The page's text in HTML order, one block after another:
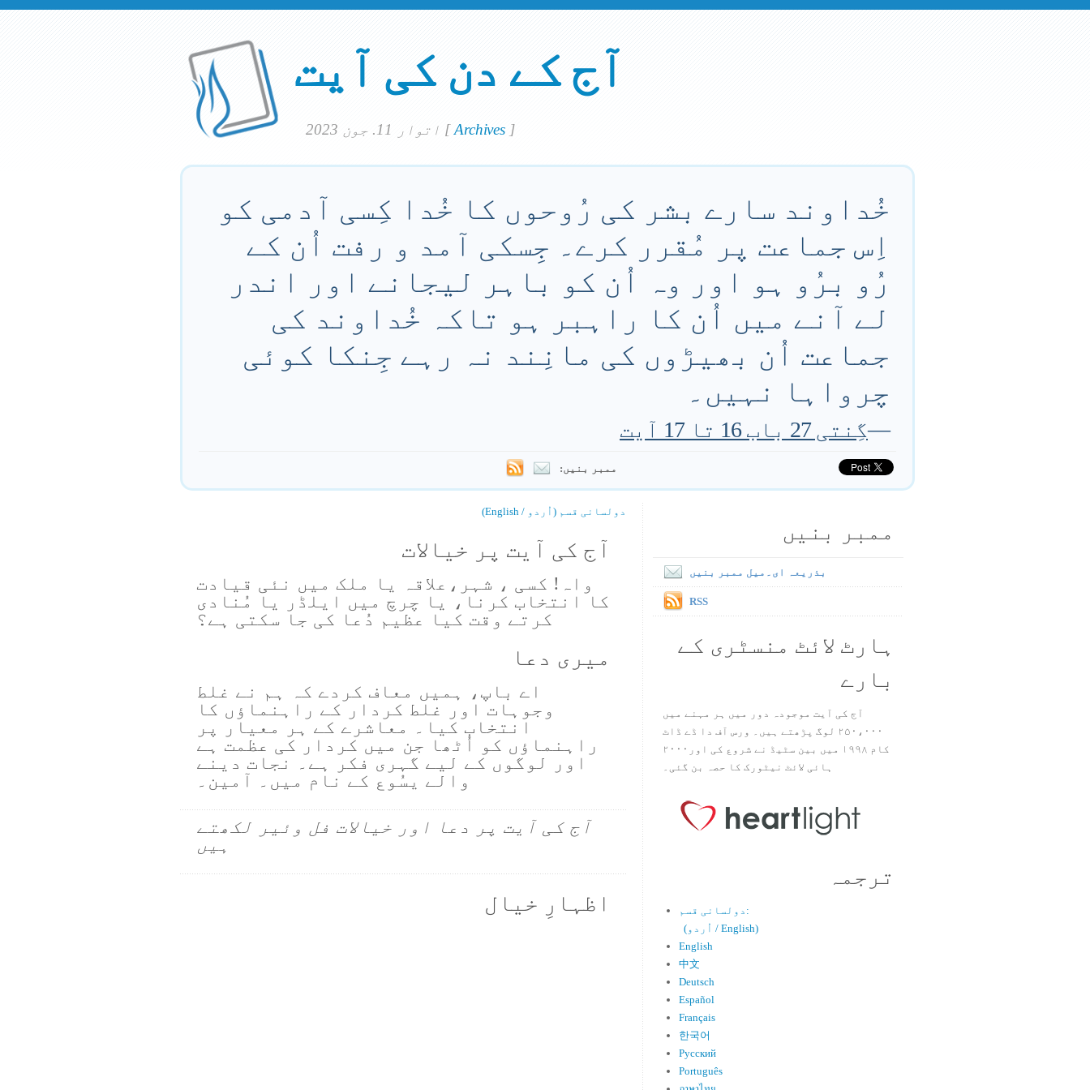
آج کے دن کی آیت
[Archives ]
خُداوند سارے بشر کی رُوحوں کا خُدا کِسی آدمی کو
اِس جماعت پر مُقرر کرے۔ جِسکی آمد و رفت اُن کے
رُو برُو ہو اور وہ اُن کو باہر لیجانے اور اندر
لے آنے میں اُن کا راہبر ہو تاکہ خُداوند کی
جماعت اُن بھیڑوں کی مانِند نہ رہے جِنکا کوئی
چرواہا نہیں۔
—گِنتی 27 باب 16 تا 17 آیت
ممبر بنیں:
دولسانی قسم (اُردو / English)
آج کی آیت پر خیالات
واہ! کسی ، شہر،علاقہ یا ملک میں نئی قیادت
کا انتخاب کرنا، یا چرچ میں ایلڈر یا مُنادی
کرتے وقت کیا عظیم دُعا کی جا سکتی ہے؟
میری دعا
اے باپ، ہمیں معاف کردے کہ ہم نے غلط
وجوہات اور غلط کردار کے راہنماؤں کا
انتخاب کیا۔ معاشرے کے ہر معیار پر
راہنماؤں کو اُٹھا جن میں کردار کی عظمت ہے
اور لوگوں کے لیے گہری فکر ہے۔ نجات دینے
والے یسُوع کے نام میں۔ آمین۔
آج کی آیت پر دعا اور خیالات فل وئیر لکھتے
ہیں
اظہارِ خیال
ممبر بنیں
بذریعہ ای۔میل ممبر بنیں
RSS
ہارٹ لائٹ منسٹری کے
بارے
آج کی آیت موجودہ دور میں ہر مہنے میں
۲۵۰،۰۰۰ لوگ پڑھتے ہیں۔ ورس آف دا ڈے ڈاٹ
کام ۱۹۹۸ میں بین سٹیڈ نے شروع کی اور۲۰۰۰
ہائی لائٹ نیٹورک کا حصہ بن گئی۔
ترجمہ
دولسانی قسم:
(اُردو / English)
English
中文
Deutsch
Español
Français
한국어
Русский
Português